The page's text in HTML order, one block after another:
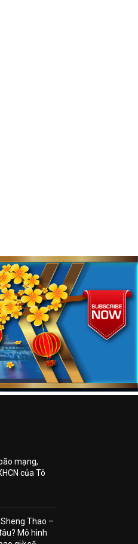
mạng,
của Tô
Thao –
Mô hình